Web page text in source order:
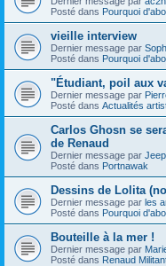
Posté dans Pourquoi
vieille interview
Dernier message par
Posté dans Pourquoi
"Étudiant, poil aux
Dernier message par
Posté dans Actualités
Carlos Ghosn se
de Renaud
Dernier message par Jeep
Posté dans Portnawak
Dessins de Lolita
Dernier message par les
Posté dans Pourquoi
Bouteille à la mer !
Dernier message par
Posté dans Renaud